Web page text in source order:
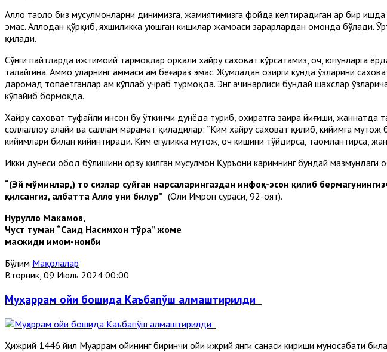
Аллоҳ таоло биз мусулмонларни динимизга, жамиятимизга фойда келтирадиган ҳар бир
эмас. Аллоҳдан қўрқиб, яхшиликка уюшган кишилар жамоаси зарарлардан омонда бўлади.
қилади.
Сўнги пайтларда ижтимоий тармоқлар орқали хайру саховат кўрсатамиз, оч, юпунларга
талайгина. Аммо уларнинг ҳаммаси ҳам беғараз эмас. Жумладан ҳозирги кунда ўзларини
даромад топаётганлар ҳам кўплаб учраб турмоқда. Энг ачинарлиси бундай шахслар
кўпайиб бормоқда.
Хайру саховат туфайли инсон бу ўткинчи дунёда туриб, охиратга заҳира йиғиши,
соллаллоҳу алайҳи ва саллам марҳамат қиладилар: “Ким хайру саховат қилиб, кийимга
кийимлари билан кийинтиради. Ким егуликка муҳтож, оч кишини тўйдирса, таомлантирса,
Икки дунёси обод бўлишини орзу қилган мусулмон Қуръони каримнинг бундай мазмундаги
“(Эй мўминлар,) то сизлар суйган нарсаларингаздан инфоқ-эҳсон қилиб
қилсангиз, албатта Аллоҳ уни билур” (Оли Имрон сураси, 92-оят).
Нурулло Маҳкамов,
Чуст туман “Саид Насимхон тўра” жоме
масжиди имом-ноиби
Бўлим Мақолалар
Вторник, 09 Июль 2024 00:00
Муҳаррам ойи бошида Каъбапўш алмаштирилди
Ҳижрий 1446 йил Муҳаррам ойининг биринчи ойи ҳижрий янги санаси кириши муносабати